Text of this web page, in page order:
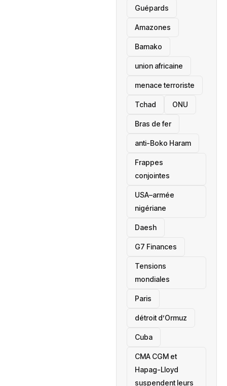
Guépards
Amazones
Bamako
union africaine
menace terroriste
‎Tchad ONU
Bras de fer
anti-Boko Haram
Frappes
conjointes
USA–armée
nigériane
Daesh
‎G7 Finances
Tensions
mondiales
Paris
détroit d’Ormuz
‎Cuba
CMA CGM et
Hapag-Lloyd
suspendent leurs